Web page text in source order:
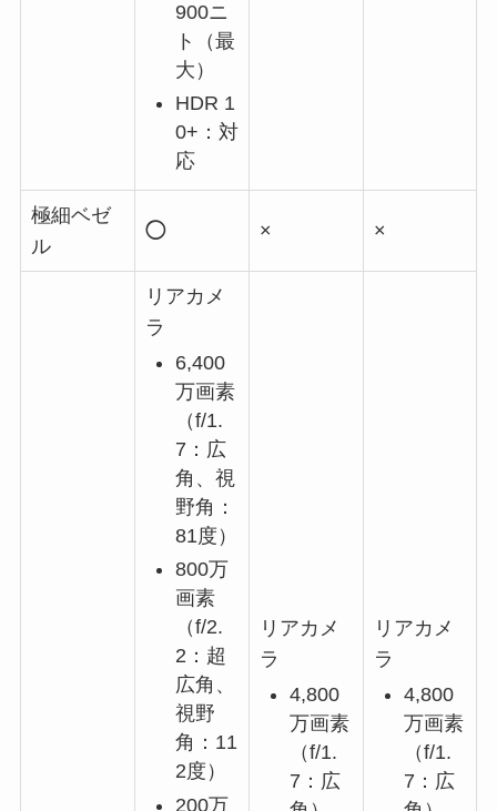
900ニ
ト（最
大）
HDR 1
0+：対
応
極細ベゼ
ル
◯ × ×
リアカメ
ラ
6,400
万画素
（f/1.
7：広
角、視
野角：
81度）
800万
画素
（f/2.
2：超
広角、
視野
角：11
2度）
200万
リアカメ
ラ
4,800
万画素
（f/1.
7：広
リアカメ
ラ
4,800
万画素
（f/1.
7：広